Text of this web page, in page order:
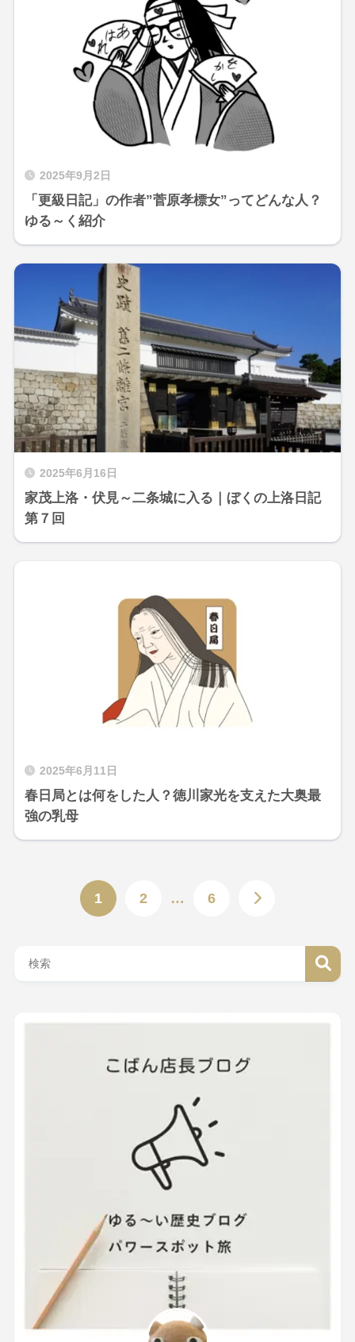
2025年9月2日
「更級日記」の作者”菅原孝標女”ってどんな人？
ゆる～く紹介
2025年6月16日
家茂上洛・伏見～二条城に入る｜ぼくの上洛日記
第７回
2025年6月11日
春日局とは何をした人？徳川家光を支えた大奥最
強の乳母
1 2 … 6